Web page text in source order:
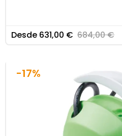
Desde 631,00 € 684,00€
-17%